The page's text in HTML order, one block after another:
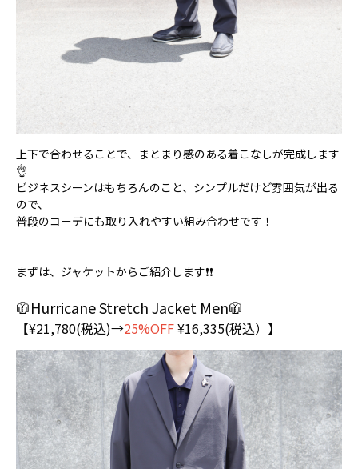
上下で合わせることで、まとまり感のある着こなしが完成します
👌
ビジネスシーンはもちろんのこと、シンプルだけど雰囲気が出る
ので、
普段のコーデにも取り入れやすい組み合わせです！
まずは、ジャケットからご紹介します❗❗
🧥Hurricane Stretch Jacket Men🧥
【¥21,780(税込)→25%OFF¥16,335(税込）】